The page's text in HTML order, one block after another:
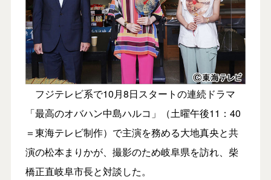
フジテレビ系で10月8日スタートの連続ドラマ
「最高のオバハン中島ハルコ」（土曜午後11：40
＝東海テレビ制作）で主演を務める大地真央と共
演の松本まりかが、撮影のため岐阜県を訪れ、柴
橋正直岐阜市長と対談した。